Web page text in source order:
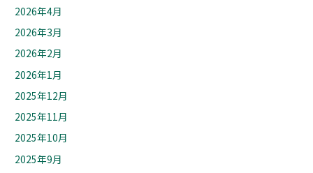
2026年4月
2026年3月
2026年2月
2026年1月
2025年12月
2025年11月
2025年10月
2025年9月